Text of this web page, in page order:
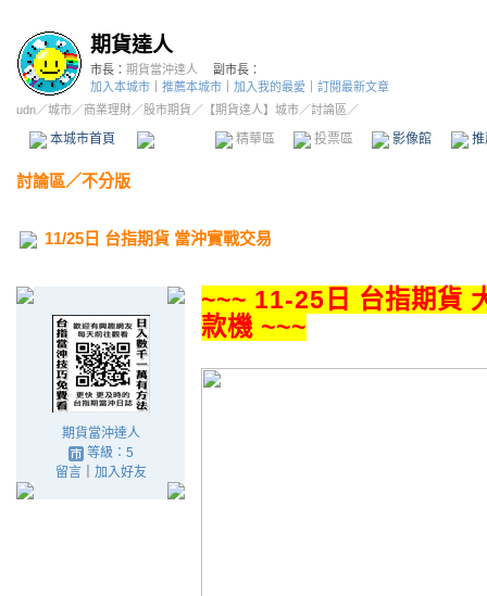
期貨達人
市長： 期貨當沖達人
副市長：
加入本城市
推薦本城市 加入我的最愛
訂閱最新文章
udn／城市／商業理財／股市期貨 ／ 【期貨達人】城市／討論區／
本城市首頁 精華區 投票區 影像館
討論區／不分版
11/25日 台指期貨 當沖實戰交易
期貨當沖達人
等級：5
留言｜ 加入好友
~~~ 11-25日 台指期貨
款機 ~~~